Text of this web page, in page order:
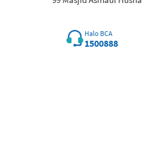
Halo BCA
1500888